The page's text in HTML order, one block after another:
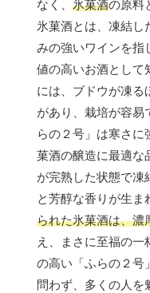
なく、 氷菓酒の原料
氷菓酒とは、凍結し
みの強いワインを指
値の高いお酒として
には、ブドウが凍る
があり、栽培が容易
らの２号」は寒さに
菓酒の醸造に最適な
が完熟した状態で凍
と芳醇な香りが生ま
られた氷菓酒は、濃
え、まさに至福の一
の高い「ふらの２号
問わず、多くの人を